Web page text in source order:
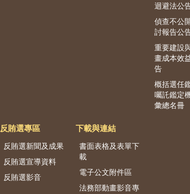
迴避法公
偵查不公
討報告公
重要建設
畫成本效
告
概括選任
囑託鑑定
彙總名冊
反賄選專區
反賄選新聞及成果
反賄選宣導資料
反賄選影音
下載與連結
書面表格及表單下
載
電子公文附件區
法務部動畫影音專